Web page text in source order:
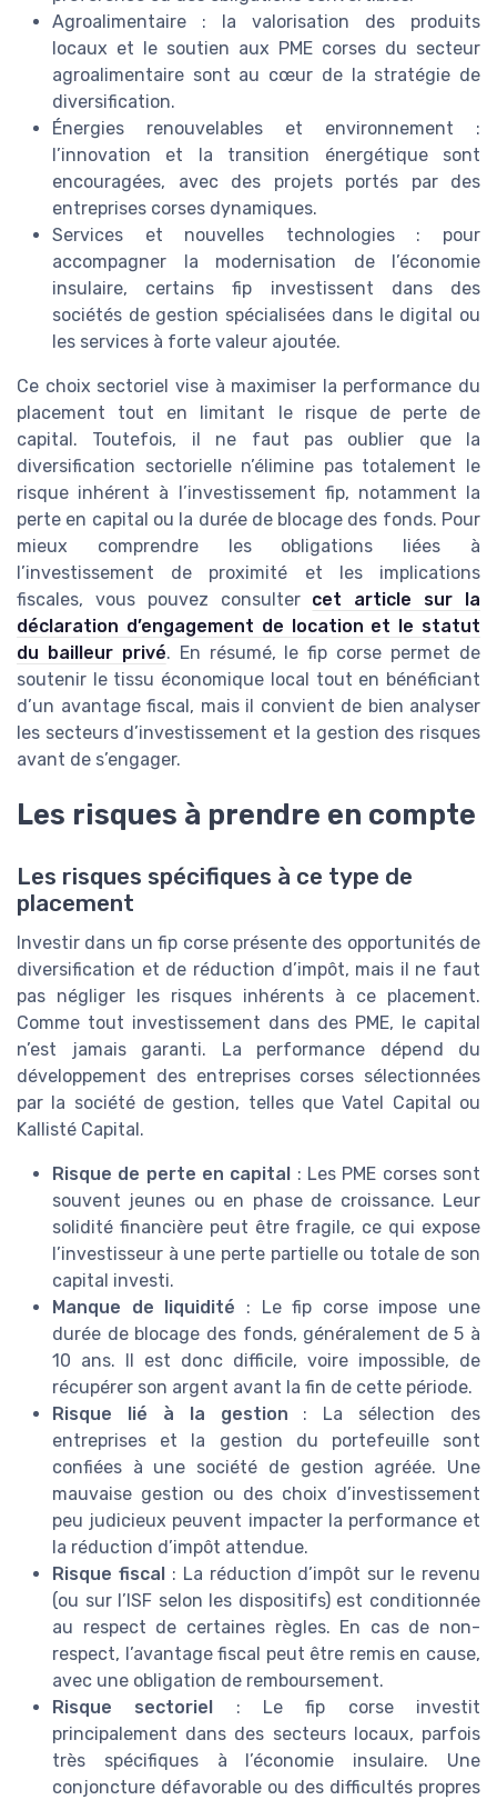
Agroalimentaire : la valorisation des produits
locaux et le soutien aux PME corses du secteur
agroalimentaire sont au cœur de la stratégie de
diversification.
Énergies renouvelables et environnement :
l’innovation et la transition énergétique sont
encouragées, avec des projets portés par des
entreprises corses dynamiques.
Services et nouvelles technologies : pour
accompagner la modernisation de l’économie
insulaire, certains fip investissent dans des
sociétés de gestion spécialisées dans le digital ou
les services à forte valeur ajoutée.
Ce choix sectoriel vise à maximiser la performance du
placement tout en limitant le risque de perte de
capital. Toutefois, il ne faut pas oublier que la
diversification sectorielle n’élimine pas totalement le
risque inhérent à l’investissement fip, notamment la
perte en capital ou la durée de blocage des fonds. Pour
mieux comprendre les obligations liées à
l’investissement de proximité et les implications
fiscales, vous pouvez consulter cet article sur la
déclaration d’engagement de location et le statut
du bailleur privé. En résumé, le fip corse permet de
soutenir le tissu économique local tout en bénéficiant
d’un avantage fiscal, mais il convient de bien analyser
les secteurs d’investissement et la gestion des risques
avant de s’engager.
Les risques à prendre en compte
Les risques spécifiques à ce type de
placement
Investir dans un fip corse présente des opportunités de
diversification et de réduction d’impôt, mais il ne faut
pas négliger les risques inhérents à ce placement.
Comme tout investissement dans des PME, le capital
n’est jamais garanti. La performance dépend du
développement des entreprises corses sélectionnées
par la société de gestion, telles que Vatel Capital ou
Kallisté Capital.
Risque de perte en capital
: Les PME corses sont
souvent jeunes ou en phase de croissance. Leur
solidité financière peut être fragile, ce qui expose
l’investisseur à une perte partielle ou totale de son
capital investi.
Manque de liquidité : Le fip corse impose une
durée de blocage des fonds, généralement de 5 à
10 ans. Il est donc difficile, voire impossible, de
récupérer son argent avant la fin de cette période.
Risque lié à la gestion : La sélection des
entreprises et la gestion du portefeuille sont
confiées à une société de gestion agréée. Une
mauvaise gestion ou des choix d’investissement
peu judicieux peuvent impacter la performance et
la réduction d’impôt attendue.
Risque fiscal
: La réduction d’impôt sur le revenu
(ou sur l’ISF selon les dispositifs) est conditionnée
au respect de certaines règles. En cas de non-
respect, l’avantage fiscal peut être remis en cause,
avec une obligation de remboursement.
Risque sectoriel
: Le fip corse investit
principalement dans des secteurs locaux, parfois
très spécifiques à l’économie insulaire. Une
conjoncture défavorable ou des difficultés propres